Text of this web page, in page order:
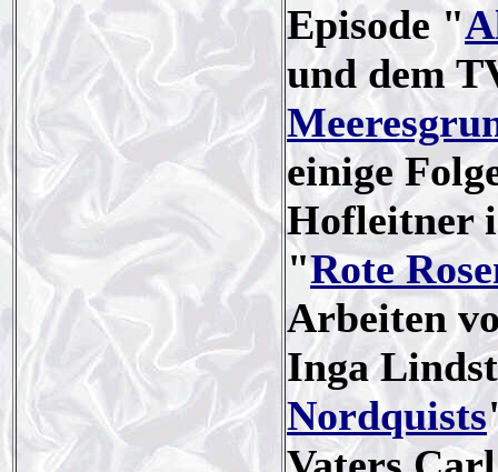
Episode "
und dem
einige
Hofleitner
"Rote
Arbeiten
Inga
Nordquists